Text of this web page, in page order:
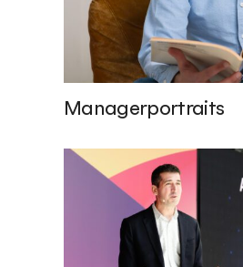
Managerportraits